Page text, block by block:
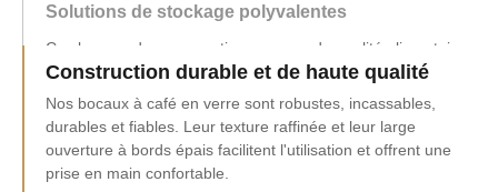
Solutions de stockage polyvalentes
Construction durable et de haute qualité
Nos bocaux à café en verre sont robustes, incassables,
durables et fiables. Leur texture raffinée et leur large
ouverture à bords épais facilitent l'utilisation et offrent une
prise en main confortable.